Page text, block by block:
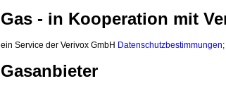
Gas - in Kooperation mit
ein Service der Verivox GmbH Datenschutzbestimmungen;
Gasanbieter